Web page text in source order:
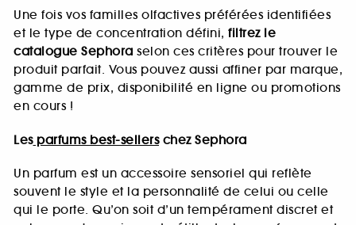
Une fois vos familles olfactives préférées identifiées
et le type de concentration défini, filtrez le
catalogue Sephora selon ces critères pour trouver le
produit parfait. Vous pouvez aussi affiner par marque,
gamme de prix, disponibilité en ligne ou promotions
en cours !
Lesparfums best-sellerschez Sephora
Un parfum est un accessoire sensoriel qui reflète
souvent le style et la personnalité de celui ou celle
qui le porte. Qu’on soit d’un tempérament discret et